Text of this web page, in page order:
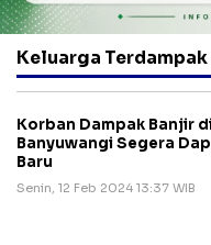
Keluarga
Korban Dampak Banjir
Banyuwangi Segera
Baru
Senin, 12 Feb 2024 13:37 WIB